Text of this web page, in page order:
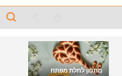
מתכון לחלת מפתח